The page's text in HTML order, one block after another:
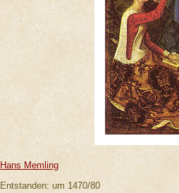
Hans Memling
Entstanden: um 1470/80